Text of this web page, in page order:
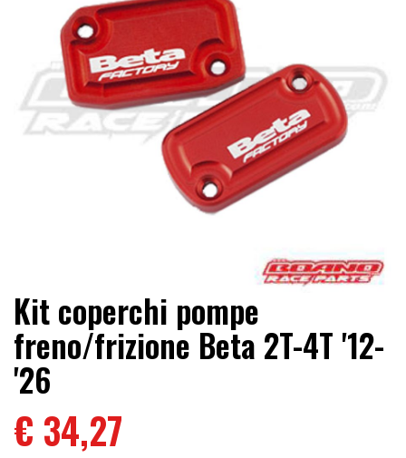
Kit coperchi pompe
freno/frizione Beta 2T-4T '12-
'26
€ 34,27